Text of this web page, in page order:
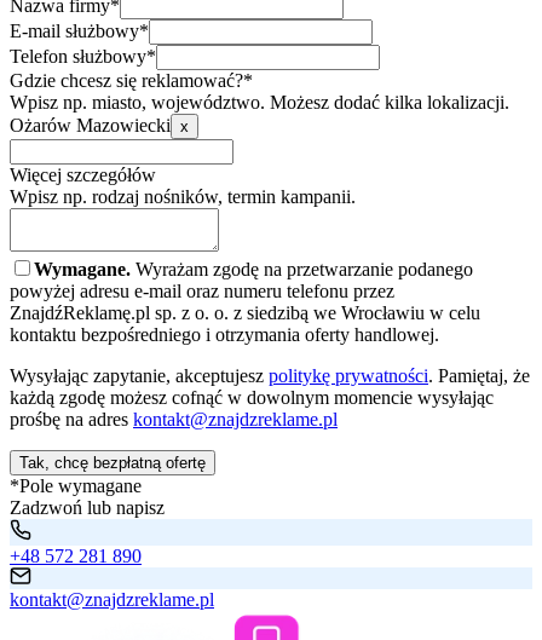
Nazwa firmy*
E-mail służbowy*
Telefon służbowy*
Gdzie chcesz się reklamować?*
Wpisz np. miasto, województwo. Możesz dodać kilka lokalizacji.
Ożarów Mazowiecki x
Więcej szczegółów
Wpisz np. rodzaj nośników, termin kampanii.
Wymagane. Wyrażam zgodę na przetwarzanie podanego
powyżej adresu e-mail oraz numeru telefonu przez
ZnajdźReklamę.pl sp. z o. o. z siedzibą we Wrocławiu w celu
kontaktu bezpośredniego i otrzymania oferty handlowej.
Wysyłając zapytanie, akceptujesz politykę prywatności. Pamiętaj, że
każdą zgodę możesz cofnąć w dowolnym momencie wysyłając
prośbę na adres kontakt@znajdzreklame.pl
Tak, chcę bezpłatną ofertę
*Pole wymagane
Zadzwoń lub napisz
+48 572 281 890
kontakt@znajdzreklame.pl